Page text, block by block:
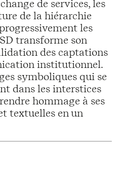
de services, les
de la hiérarchie
les
transforme son
des captations
institutionnel.
symboliques qui se
dans les interstices
hommage à ses
textuelles en un